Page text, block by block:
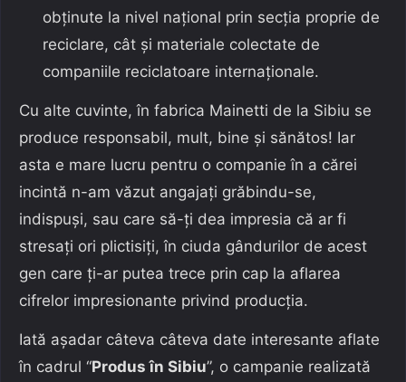
obținute la nivel național prin secția proprie de
reciclare, cât și materiale colectate de
companiile reciclatoare internaționale.
Cu alte cuvinte, în fabrica Mainetti de la Sibiu se
produce responsabil, mult, bine și sănătos! Iar
asta e mare lucru pentru o companie în a cărei
incintă n-am văzut angajați grăbindu-se,
indispuși, sau care să-ți dea impresia că ar fi
stresați ori plictisiți, în ciuda gândurilor de acest
gen care ți-ar putea trece prin cap la aflarea
cifrelor impresionante privind producția.
Iată așadar câteva câteva date interesante aflate
în cadrul “Produs în Sibiu”, o campanie realizată